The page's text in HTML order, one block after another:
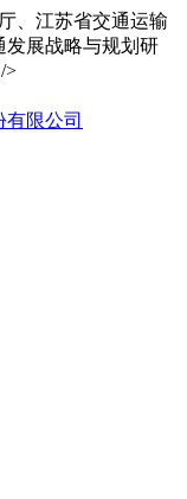
、江苏省交通运输
发展战略与规划研
>